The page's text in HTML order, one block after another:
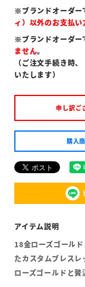
※ブランドオーダー
ィ）以外のお支払
※ブランドオーダー
ません。
（ご注文手続き時
いたします）
申し訳ご
購入
18金ローズゴール
たカスタムブレス
ローズゴールドと贅